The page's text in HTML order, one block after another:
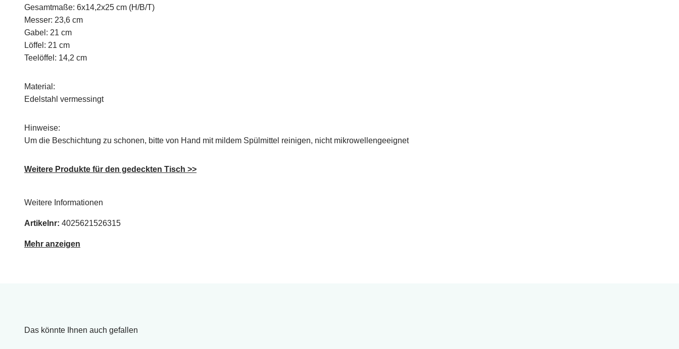
Gesamtmaße: 6x14,2x25 cm (H/B/T)
Messer: 23,6 cm
Gabel: 21 cm
Löffel: 21 cm
Teelöffel: 14,2 cm
Material:
Edelstahl vermessingt
Hinweise:
Um die Beschichtung zu schonen, bitte von Hand mit mildem Spülmittel reinigen, nicht mikrowellengeeignet
Weitere Produkte für den gedeckten Tisch >>
Weitere Informationen
Artikelnr: 4025621526315
Mehr anzeigen
Das könnte Ihnen auch gefallen